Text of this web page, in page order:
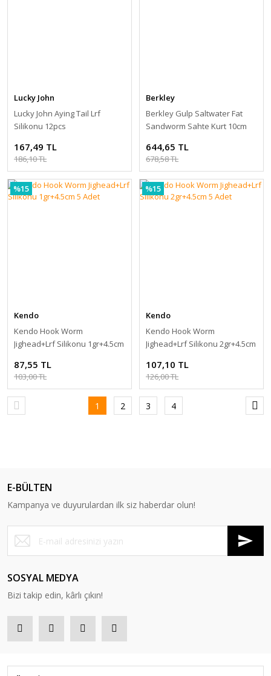
Lucky John
Lucky John Aying Tail Lrf
Silikonu 12pcs
167,49 TL
186,10 TL
Berkley
Berkley Gulp Saltwater Fat
Sandworm Sahte Kurt 10cm
644,65 TL
678,58 TL
%15
Kendo
Kendo Hook Worm
Jighead+Lrf Silikonu 1gr+4.5cm
87,55 TL
103,00 TL
%15
Kendo
Kendo Hook Worm
Jighead+Lrf Silikonu 2gr+4.5cm
107,10 TL
126,00 TL
1 2 3 4
E-BÜLTEN
Kampanya ve duyurulardan ilk siz haberdar olun!
SOSYAL MEDYA
Bizi takip edin, kârlı çıkın!